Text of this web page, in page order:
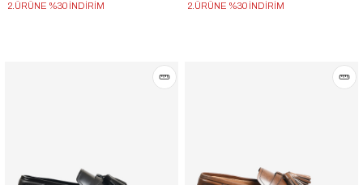
2.ÜRÜNE %30 İNDİRİM 2.ÜRÜNE %30 İNDİRİM